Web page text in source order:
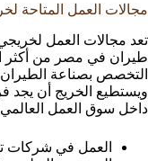
مجالات العمل المتاحة
تعد مجالات العمل
طيران في مصر من أكثر
التخصص بصناعة الطيران
ويستطيع الخريج أن
داخل سوق العمل
العمل في شركات